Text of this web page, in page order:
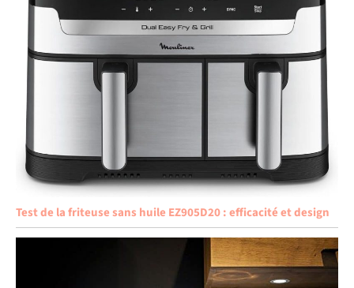
Test de la friteuse sans huile EZ905D20 : efficacité et design